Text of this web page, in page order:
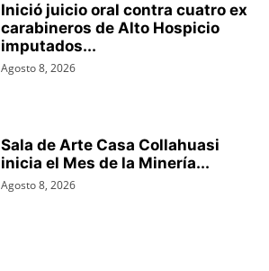
Inició juicio oral contra cuatro ex
carabineros de Alto Hospicio
imputados...
Agosto 8, 2026
Sala de Arte Casa Collahuasi
inicia el Mes de la Minería...
Agosto 8, 2026